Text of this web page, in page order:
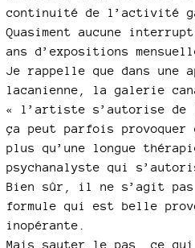
continuité de l’activité
Quasiment aucune
ans d’expositions
Je rappelle que dans une
lacanienne, la galerie
« l’artiste s’autorise de
ça peut parfois provoquer
plus qu’une longue
psychanalyste qui
Bien sûr, il ne s’agit pas
formule qui est belle
inopérante.
Mais sauter le pas, ce